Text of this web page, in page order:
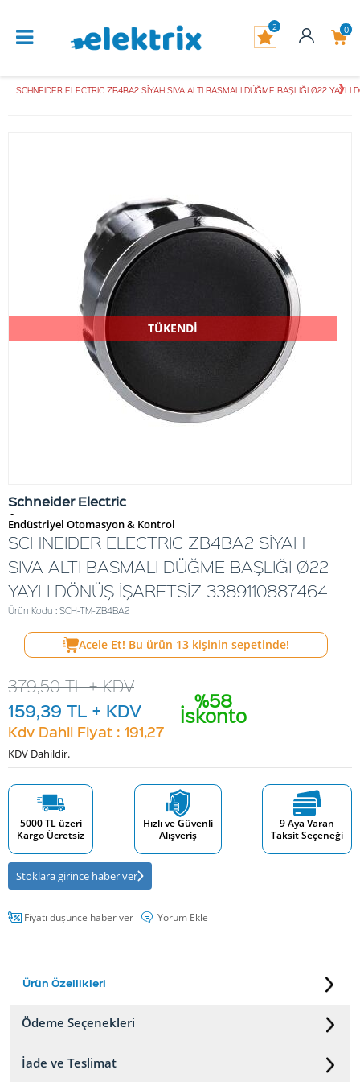
0
2
SCHNEIDER ELECTRIC ZB4BA2 SİYAH SIVA ALTI BASMALI DÜĞME BAŞLIĞI Ø22 YAYLI
TÜKENDİ
Schneider Electric
-
Endüstriyel Otomasyon & Kontrol
SCHNEIDER ELECTRIC ZB4BA2 SİYAH
SIVA ALTI BASMALI DÜĞME BAŞLIĞI Ø22
YAYLI DÖNÜŞ İŞARETSİZ 3389110887464
Ürün Kodu : SCH-TM-ZB4BA2
Acele Et! Bu ürün 13 kişinin sepetinde!
%58
İskonto
379,50TL + KDV
159,39 TL + KDV
Kdv Dahil Fiyat : 191,27
KDV Dahildir.
5000 TL üzeri
Kargo Ücretsiz
Hızlı ve Güvenli
Alışveriş
9 Aya Varan
Taksit Seçeneği
Stoklara girince haber ver
Fiyatı düşünce haber ver Yorum Ekle
Ürün Özellikleri
Ödeme Seçenekleri
İade ve Teslimat